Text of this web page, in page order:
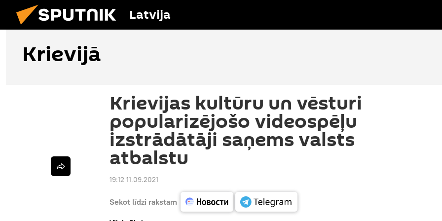
Latvija
Krievijā
Krievijas kultūru un vēsturi
popularizējošo videospēļu
izstrādātāji saņems valsts
atbalstu
19:12 11.09.2021
Sekot līdzi rakstam